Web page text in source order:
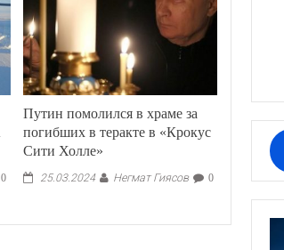
0
Путин помолился в храме за
погибших в теракте в «Крокус
Сити Холле»
25.03.2024 Негмат Гиясов 0